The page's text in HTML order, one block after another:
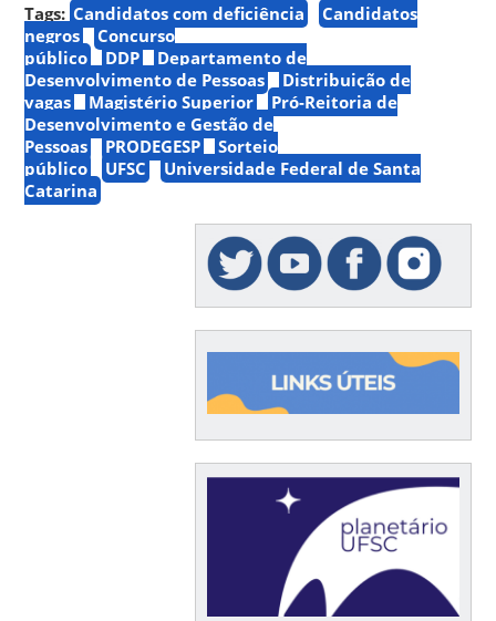
Tags: Candidatos com deficiência
Candidatos
negros
Concurso
público
DDP
Departamento de
Desenvolvimento de Pessoas
Distribuição de
vagas
Magistério Superior
Pró-Reitoria de
Desenvolvimento e Gestão de
Pessoas
PRODEGESP
Sorteio
público
UFSC
Universidade Federal de Santa
Catarina